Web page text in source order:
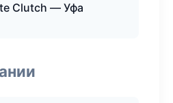
Clutch — Уфа